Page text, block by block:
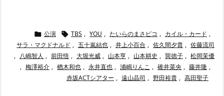
 公演  TBS , YOU , たいらのまさピコ , カイル・カード ,
サラ・マクドナルド , 五十嵐結也 , 井上小百合 , 佐久間夕貴 , 佐藤流司
, 八嶋智人 , 前田悟 , 大堀光威 , 山本亨 , 山本耕史 , 巽徳子 , 松岡茉優
, 梅澤裕介 , 楢木和也 , 永井直也 , 浦嶋りんこ , 碓井菜央 , 藤井隆 ,
赤坂ACTシアター , 遠山晶司 , 野田裕貴 , 高田聖子